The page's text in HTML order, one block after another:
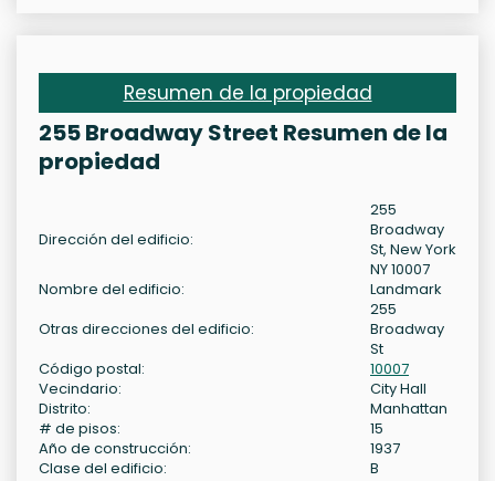
Resumen de la propiedad
255 Broadway Street Resumen de la
propiedad
Dirección del edificio:
255
Broadway
St, New York
NY 10007
Nombre del edificio:
Landmark
Otras direcciones del edificio:
255
Broadway
St
Código postal:
10007
Vecindario:
City Hall
Distrito:
Manhattan
# de pisos:
15
Año de construcción:
1937
Clase del edificio:
B